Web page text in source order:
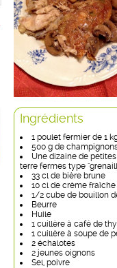
Ingrédients
1 poulet fermier de 1
500 g de
Une dizaine de
terre fermes type
33 cl de bière brune
10 cl de crème fraîche
1/2 cube de bouillon
Beurre
Huile
1 cuillère à café de
1 cuillère à soupe de
2 échalotes
2 jeunes oignons
Sel, poivre